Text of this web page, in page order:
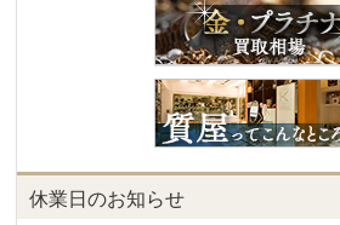
休業日のお知らせ